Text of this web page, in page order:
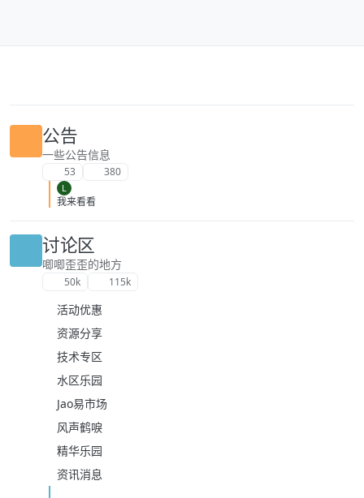
公告
一些公告信息
53 380
L
我来看看
讨论区
唧唧歪歪的地方
50k 115k
活动优惠
资源分享
技术专区
水区乐园
Jao易市场
风声鹤唳
精华乐园
资讯消息